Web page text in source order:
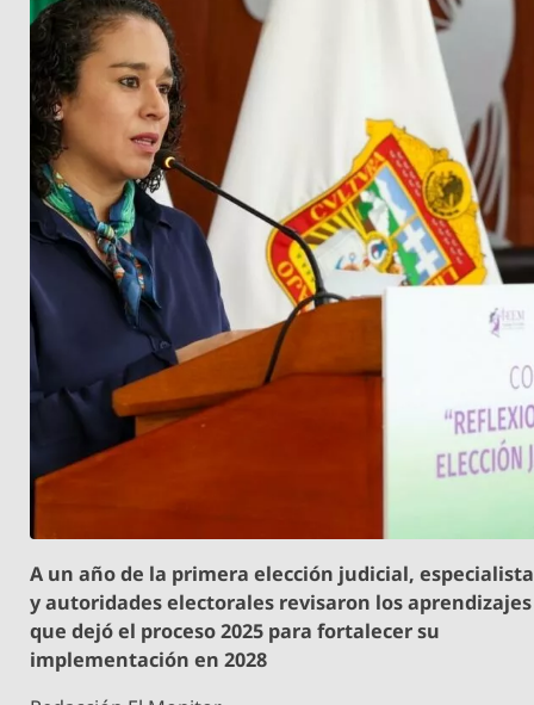
A un año de la primera elección judicial,
y autoridades electorales revisaron los aprendizajes
que dejó el proceso 2025 para fortalecer su
implementación en 2028